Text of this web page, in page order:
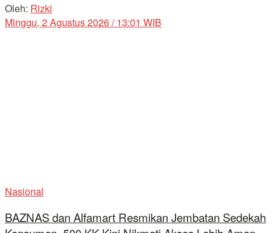
Oleh: Rizki
Minggu, 2 Agustus 2026 / 13:01 WIB
Nasional
BAZNAS dan Alfamart Resmikan Jembatan Sedekah